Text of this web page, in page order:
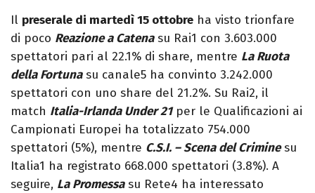
Il preserale di martedì 15 ottobre ha visto trionfare
di poco Reazione a Catenasu Rai1 con 3.603.000
spettatori pari al 22.1% di share, mentre La Ruota
della Fortunasu canale5 ha convinto 3.242.000
spettatori con uno share del 21.2%. Su Rai2, il
match Italia-Irlanda Under 21per le Qualificazioni ai
Campionati Europei ha totalizzato 754.000
spettatori (5%), mentre C.S.I. – Scena del Criminesu
Italia1 ha registrato 668.000 spettatori (3.8%). A
seguire, La Promessasu Rete4 ha interessato